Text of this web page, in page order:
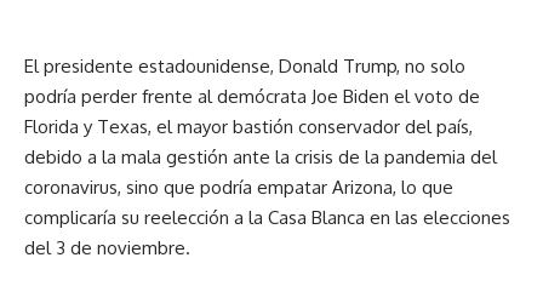
El presidente estadounidense, Donald Trump, no solo
podría perder frente al demócrata Joe Biden el voto de
Florida y Texas, el mayor bastión conservador del país,
debido a la mala gestión ante la crisis de la pandemia del
coronavirus, sino que podría empatar Arizona, lo que
complicaría su reelección a la Casa Blanca en las elecciones
del 3 de noviembre.